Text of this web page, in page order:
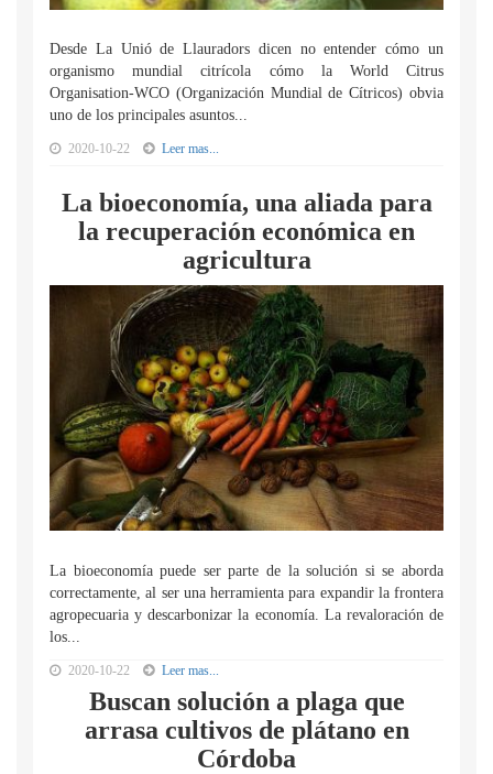
Desde La Unió de Llauradors dicen no entender cómo un
organismo mundial citrícola cómo la World Citrus
Organisation-WCO (Organización Mundial de Cítricos) obvia
uno de los principales asuntos...
2020-10-22 Leer mas...
La bioeconomía, una aliada para
la recuperación económica en
agricultura
La bioeconomía puede ser parte de la solución si se aborda
correctamente, al ser una herramienta para expandir la frontera
agropecuaria y descarbonizar la economía. La revaloración de
los...
2020-10-22 Leer mas...
Buscan solución a plaga que
arrasa cultivos de plátano en
Córdoba